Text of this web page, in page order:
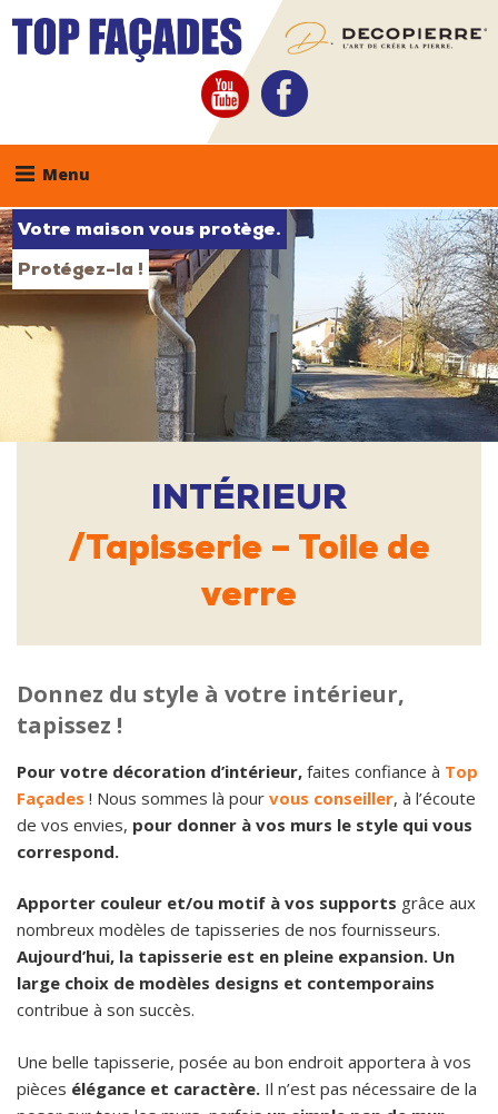
Skip
youtube
Menu
Votre maison vous protège.
Protégez-la !
INTÉRIEUR
Tapisserie – Toile de
verre
Donnez du style à votre intérieur,
tapissez !
Pour votre décoration d’intérieur, faites confiance à Top
Façades ! Nous sommes là pour vous conseiller, à l’écoute
de vos envies, pour donner à vos murs le style qui vous
correspond.
Apporter couleur et/ou motif à vos supports grâce aux
nombreux modèles de tapisseries de nos fournisseurs.
Aujourd’hui, la tapisserie est en pleine expansion. Un
large choix de modèles designs et contemporains
contribue à son succès.
Une belle tapisserie, posée au bon endroit apportera à vos
pièces élégance et caractère. Il n’est pas nécessaire de la